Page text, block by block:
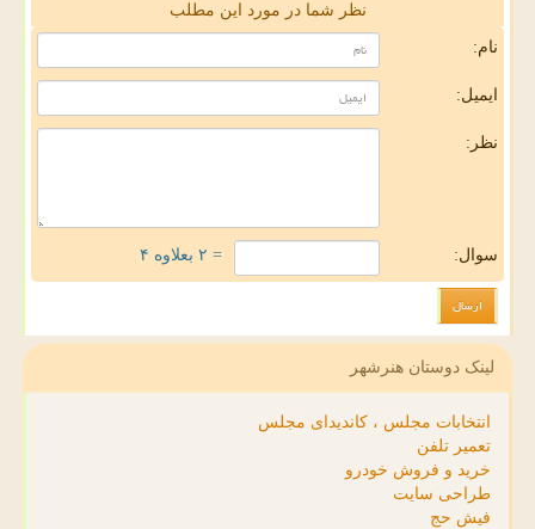
نظر شما در مورد این مطلب
نام:
ایمیل:
نظر:
سوال: = ۲ بعلاوه ۴
لینک دوستان هنرشهر
انتخابات مجلس ، کاندیدای مجلس
تعمیر تلفن
خرید و فروش خودرو
طراحی سایت
فیش حج